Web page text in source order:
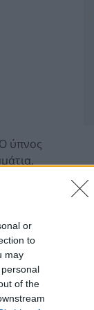
or
to
may
of the
ύπνος
να τους